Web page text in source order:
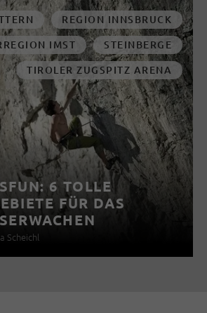
REGION INNSBRUCK
IMST
STEINBERGE
TIROLER ZUGSPITZ ARENA
6 TOLLE
FÜR DAS
Scheichl